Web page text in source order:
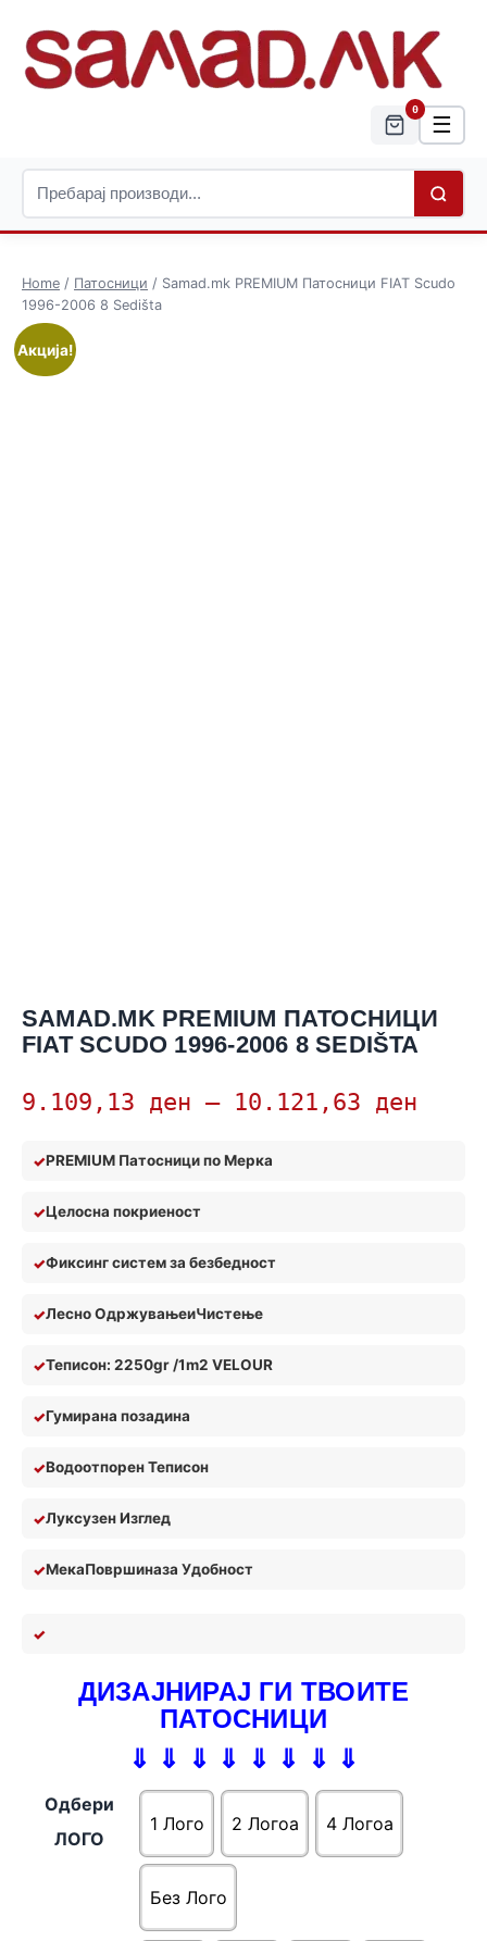
0
☰
Home / Патосници / Samad.mk PREMIUM Патосници FIAT Scudo
1996-2006 8 Sedišta
Акција!
SAMAD.MK PREMIUM ПАТОСНИЦИ
FIAT SCUDO 1996-2006 8 SEDIŠTA
9.109,13 ден – 10.121,63 ден
PREMIUM Патосници по Мерка
Целосна покриеност
Фиксинг систем за безбедност
Лесно ОдржувањеиЧистење
Теписон: 2250gr /1m2 VELOUR
Гумирана позадина
Водоотпорен Теписон
Луксузен Изглед
МекаПовршиназа Удобност
ДИЗАЈНИРАЈ ГИ ТВОИТЕ
ПАТОСНИЦИ
⇓ ⇓ ⇓ ⇓ ⇓ ⇓ ⇓ ⇓
Одбери
ЛОГО
1 Лого 2 Логоa 4 Логоa
Без Лого